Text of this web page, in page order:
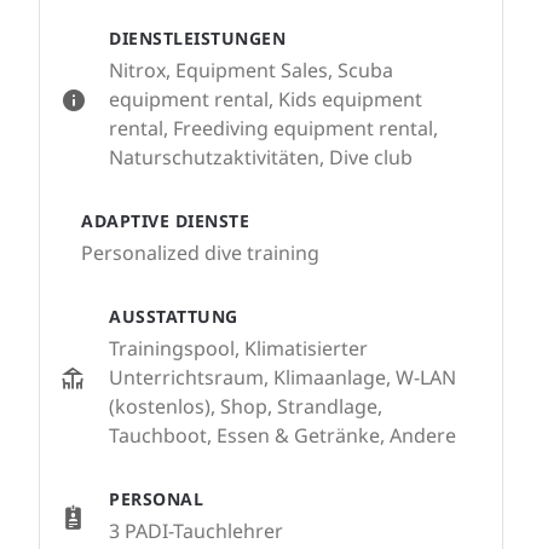
DIENSTLEISTUNGEN
Nitrox, Equipment Sales, Scuba
equipment rental, Kids equipment
rental, Freediving equipment rental,
Naturschutzaktivitäten, Dive club
ADAPTIVE DIENSTE
Personalized dive training
AUSSTATTUNG
Trainingspool, Klimatisierter
Unterrichtsraum, Klimaanlage, W-LAN
(kostenlos), Shop, Strandlage,
Tauchboot, Essen & Getränke, Andere
PERSONAL
3 PADI-Tauchlehrer